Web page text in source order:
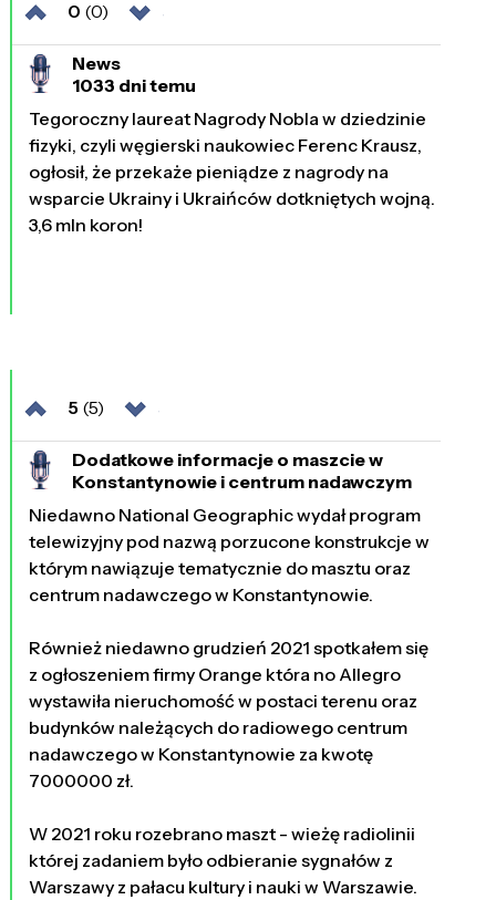
0 (0)
News
1033 dni temu
Tegoroczny laureat Nagrody Nobla w dziedzinie
fizyki, czyli węgierski naukowiec Ferenc Krausz,
ogłosił, że przekaże pieniądze z nagrody na
wsparcie Ukrainy i Ukraińców dotkniętych wojną.
3,6 mln koron!
5 (5)
Dodatkowe informacje o maszcie w
Konstantynowie i centrum nadawczym
Niedawno National Geographic wydał program
telewizyjny pod nazwą porzucone konstrukcje w
którym nawiązuje tematycznie do masztu oraz
centrum nadawczego w Konstantynowie.
Również niedawno grudzień 2021 spotkałem się
z ogłoszeniem firmy Orange która no Allegro
wystawiła nieruchomość w postaci terenu oraz
budynków należących do radiowego centrum
nadawczego w Konstantynowie za kwotę
7000000 zł.
W 2021 roku rozebrano maszt - wieżę radiolinii
której zadaniem było odbieranie sygnałów z
Warszawy z pałacu kultury i nauki w Warszawie.